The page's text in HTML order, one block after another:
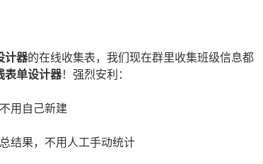
计器的在线收集表，我们现在群里收集班级信息都
表单设计器！强烈安利：
用自己新建
结果，不用人工手动统计